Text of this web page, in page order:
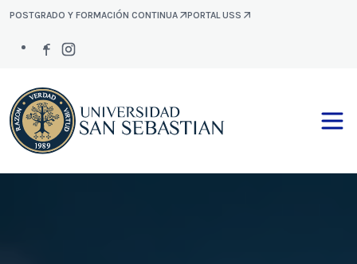
POSTGRADO Y FORMACIÓN CONTINUA PORTAL USS
FacebookInstagram